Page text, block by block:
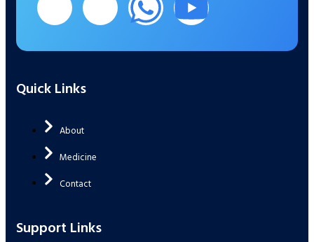
Quick Links
About
Medicine
Contact
Support Links